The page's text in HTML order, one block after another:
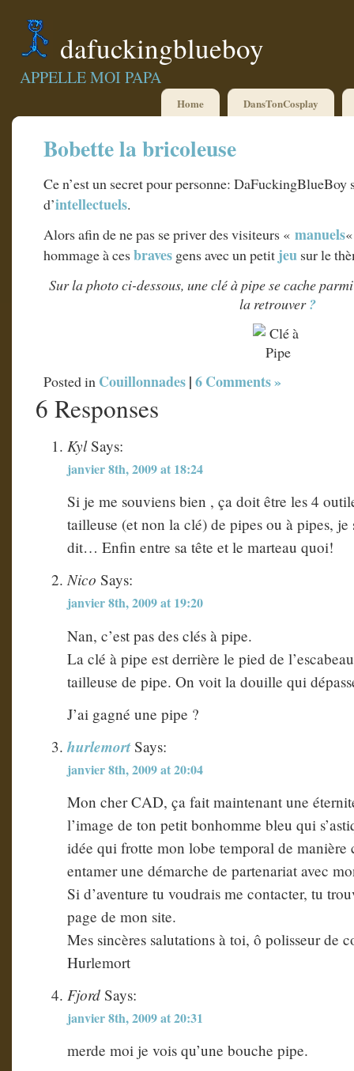
dafuckingblueboy
APPELLE MOI PAPA
Home DansTonCosplay
Bobette la bricoleuse
Ce n’est un secret pour personne: DaFuckingBlueBoy
d’intellectuels.
Alors afin de ne pas se priver des visiteurs « manuels
hommage à cesbraves gens avec un petit jeu sur le
Sur la photo ci-dessous, une clé à pipe se cache
la retrouver?
Posted in Couillonnades|6 Comments »
6 Responses
KylSays:
janvier 8th, 2009 at 18:24
Si je me souviens bien , ça doit être les 4
tailleuse (et non la clé) de pipes ou à pipes, je
dit… Enfin entre sa tête et le marteau quoi!
Nico Says:
janvier 8th, 2009 at 19:20
Nan, c’est pas des clés à pipe.
La clé à pipe est derrière le pied de
tailleuse de pipe. On voit la douille qui
J’ai gagné une pipe ?
hurlemortSays:
janvier 8th, 2009 at 20:04
Mon cher CAD, ça fait maintenant une
l’image de ton petit bonhomme bleu qui
idée qui frotte mon lobe temporal de manière
entamer une démarche de partenariat avec
Si d’aventure tu voudrais me contacter, tu
page de mon site.
Mes sincères salutations à toi, ô polisseur de
Hurlemort
Fjord Says:
janvier 8th, 2009 at 20:31
merde moi je vois qu’une bouche pipe.